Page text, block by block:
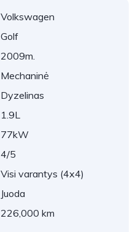
Volkswagen
Golf
2009m.
Mechaninė
Dyzelinas
1.9L
77kW
4/5
Visi varantys (4x4)
Juoda
226,000 km